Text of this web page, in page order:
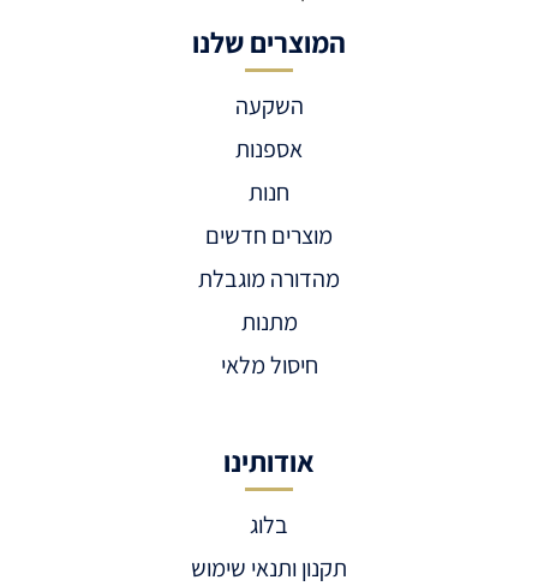
המוצרים שלנו
השקעה
אספנות
חנות
מוצרים חדשים
מהדורה מוגבלת
מתנות
חיסול מלאי
אודותינו
בלוג
תקנון ותנאי שימוש